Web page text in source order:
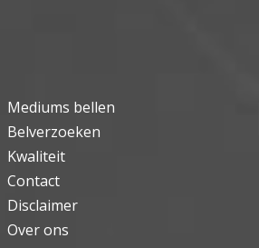
Mediums bellen
Belverzoeken
Kwaliteit
Contact
Disclaimer
Over ons